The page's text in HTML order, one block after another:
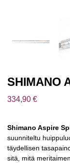
SHIMANO
334,90 €
Shimano Aspire
suunniteltu
täydellisen
sitä, mitä